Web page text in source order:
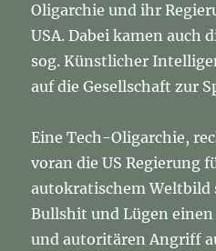
Oligarchie und ihr
USA. Dabei kamen auch
sog. Künstlicher
auf die Gesellschaft zur
Eine Tech-Oligarchie,
voran die US Regierung
autokratischem Weltbild
Bullshit und Lügen
und autoritären Angriff